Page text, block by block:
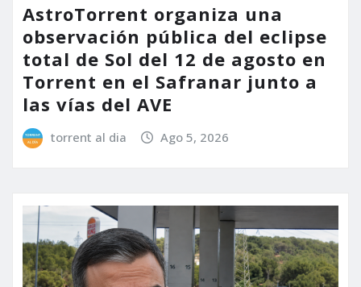
AstroTorrent organiza una
observación pública del eclipse
total de Sol del 12 de agosto en
Torrent en el Safranar junto a
las vías del AVE
torrent al dia Ago 5, 2026